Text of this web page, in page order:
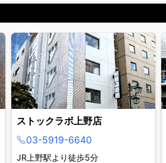
ストックラボ上野店
03-5919-6640
JR上野駅より徒歩5分